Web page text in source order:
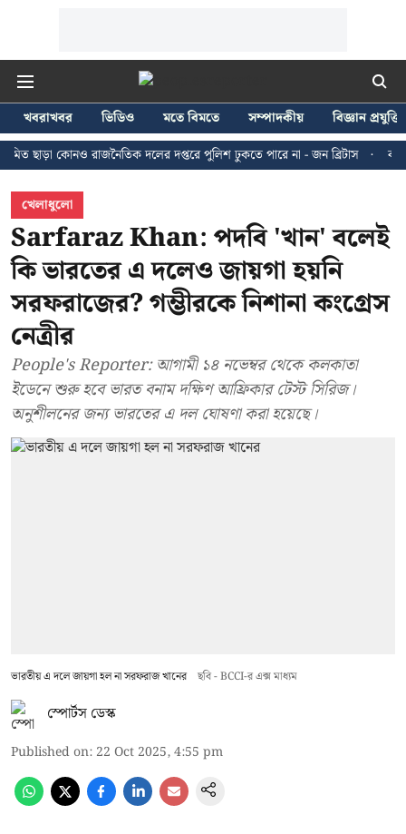
খবরাখবর ভিডিও মতে বিমতে সম্পাদকীয়
বিজ্ঞান প্রযুক্তি
কোনও রাজনৈতিক দলের দপ্তরে পুলিশ ঢুকতে পারে না - জন ব্রিটাস
কলকাতায় ২৪
খেলাধুলো
Sarfaraz Khan: পদবি 'খান' বলেই
কি ভারতের এ দলেও জায়গা হয়নি
সরফরাজের? গম্ভীরকে নিশানা কংগ্রেস
নেত্রীর
People's Reporter: আগামী ১৪ নভেম্বর থেকে কলকাতা
ইডেনে শুরু হবে ভারত বনাম দক্ষিণ আফ্রিকার টেস্ট সিরিজ।
অনুশীলনের জন্য ভারতের এ দল ঘোষণা করা হয়েছে।
ভারতীয় এ দলে জায়গা হল না সরফরাজ খানের ছবি - BCCI-র এক্স মাধ্যম
স্পোর্টস ডেস্ক
Published on: 22 Oct 2025, 4:55 pm